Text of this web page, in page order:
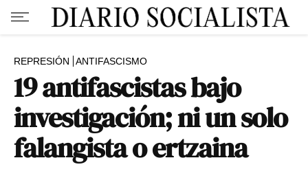
REPRESIÓN ANTIFASCISMO
19 antifascistas bajo
investigación; ni un solo
falangista o ertzaina